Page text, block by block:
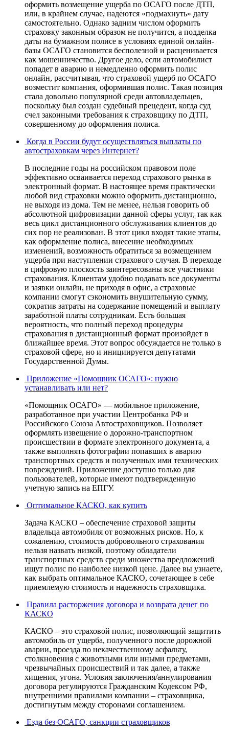
оформить возмещение ущерба по ОСАГО после ДТП,
или, в крайнем случае, надеются «подмахнуть» дату
самостоятельно. Однако задним числом оформить
страховку законным образом не получится, а подделка
даты на бумажном полисе в условиях единой онлайн-
базы ОСАГО становится бесполезной и расценивается
как мошенничество. Другое дело, если автомобилист
попадет в аварию и немедленно оформить полис
онлайн, рассчитывая, что страховой ущерб по ОСАГО
возместит компания, оформившая полис. Такая позиция
стала довольно популярной среди автовладельцев,
поскольку был создан судебный прецедент, когда суд
счел законными требования к страховщику по ДТП,
совершенному до оформления полиса.
Когда в России будут осуществляться выплаты по
автостраховкам через Интернет?
В последние годы на российском правовом поле
эффективно осваивается переход страхового рынка в
электронный формат. В настоящее время практически
любой вид страховки можно оформить дистанционно,
не выходя из дома. Тем не менее, нельзя говорить об
абсолютной цифровизации данной сферы услуг, так как
весь цикл дистанционного обслуживания клиентов до
сих пор не реализован. В этот цикл входят такие этапы,
как оформление полиса, внесение необходимых
изменений, возможность обратиться за возмещением
ущерба при наступлении страхового случая. В переходе
в цифровую плоскость заинтересованы все участники
страхования. Клиентам удобно подавать все документы
и заявки онлайн, не приходя в офис, а страховые
компании смогут сэкономить внушительную сумму,
сократив затраты на содержание помещений и выплату
заработной платы сотрудникам. Есть большая
вероятность, что полный переход процедуры
страхования в дистанционный формат произойдет в
ближайшее время. Этот вопрос обсуждается не только в
страховой сфере, но и инициируется депутатами
Государственной Думы.
Приложение «Помощник ОСАГО»: нужно
устанавливать или нет?
«Помощник ОСАГО» — мобильное приложение,
разработанное при участии Центробанка РФ и
Российского Союза Автостраховщиков. Позволяет
оформлять извещение о дорожно-транспортном
происшествии в формате электронного документа, а
также выполнять фотографии попавших в аварию
транспортных средств и полученных ими технических
повреждений. Приложение доступно только для
пользователей, которые имеют подтвержденную
учетную запись на ЕПГУ.
Оптимальное КАСКО, как купить
Задача КАСКО – обеспечение страховой защиты
владельца автомобиля от возможных рисков. Но, к
сожалению, стоимость добровольного страхования
нельзя назвать низкой, поэтому обладатели
транспортных средств среди множества предложений
ищут полис по наиболее низкой цене. Далее вы узнаете,
как выбрать оптимальное КАСКО, сочетающее в себе
приемлемую стоимость и надежность страховщика.
Правила расторжения договора и возврата денег по
КАСКО
КАСКО – это страховой полис, позволяющий защитить
автомобиль от ущерба, полученного после дорожной
аварии, проезда по некачественному асфальту,
столкновения с животными или иными предметами,
чрезвычайных происшествий и так далее, а также
хищения, угона. Условия заключения/аннулирования
договора регулируются Гражданским Кодексом РФ,
внутренними правилами компании – страховщика,
достигнутым между сторонами соглашением.
Езда без ОСАГО, санкции страховщиков